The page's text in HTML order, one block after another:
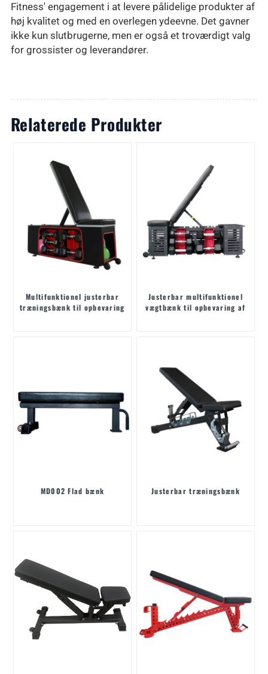
Fitness' engagement i at levere pålidelige produkter af
høj kvalitet og med en overlegen ydeevne. Det gavner
ikke kun slutbrugerne, men er også et troværdigt valg
for grossister og leverandører.
Relaterede Produkter
Multifunktionel justerbar
træningsbænk til opbevaring
Justerbar multifunktionel
vægtbænk til opbevaring af
MD002 Flad bænk Justerbar træningsbænk